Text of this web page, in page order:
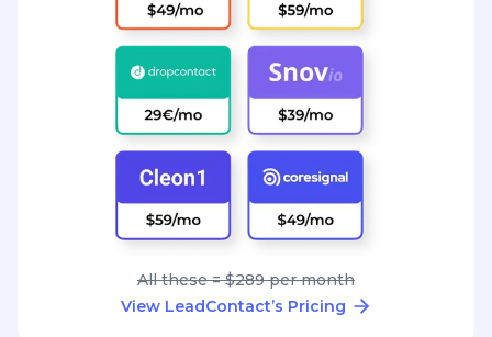
All these = $289 per month
View LeadContact’s Pricing